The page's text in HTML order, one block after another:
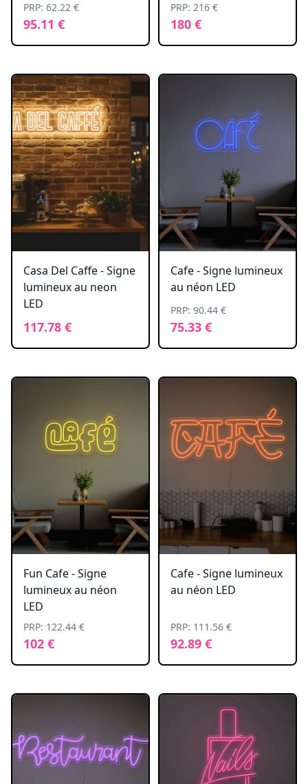
PRP: 62.22 €
95.11 €
PRP: 216 €
180 €
Casa Del Caffe - Signe
lumineux au neon
LED
117.78 €
Cafe - Signe lumineux
au néon LED
PRP: 90.44 €
75.33 €
Fun Cafe - Signe
lumineux au néon
LED
PRP: 122.44 €
102 €
Cafe - Signe lumineux
au néon LED
PRP: 111.56 €
92.89 €